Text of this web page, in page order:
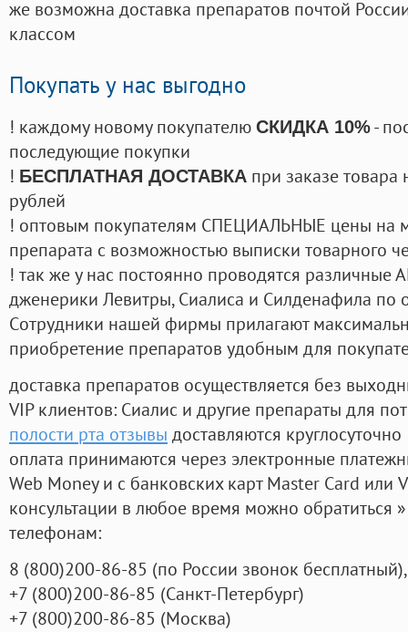
же возможна доставка препаратов почтой
классом
Покупать у нас выгодно
! каждому новому покупателю СКИДКА 10%-
последующие покупки
! БЕСПЛАТНАЯ ДОСТАВКА при заказе
рублей
! оптовым покупателям СПЕЦИАЛЬНЫЕ цены на
препарата с возможностью выписки товарного
! так же у нас постоянно проводятся
дженерики Левитры, Сиалиса и Силденафила по
Cотрудники нашей фирмы прилагают
приобретение препаратов удобным для
доставка препаратов осуществляется без
VIP клиентов: Сиалис и другие препараты для
полости рта отзывы доставляются круглосуточно
оплата принимаются через электронные
Web Money и с банковских карт Master Card или
консультации в любое время можно обратиться
телефонам:
8 (800)200-86-85 (по России звонок бесплатный),
+7 (800)200-86-85 (Санкт-Петербург)
+7 (800)200-86-85 (Москва)